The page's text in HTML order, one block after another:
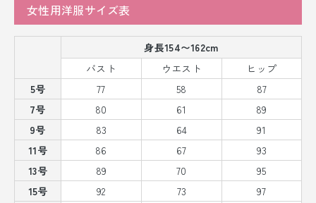
女性用洋服サイズ表
身長154〜162cm
バスト
ウエスト
ヒップ
5号
77 58
87
7号
80 61
89
9号
83 64
91
11号
86 67
93
13号
89 70
95
15号
92 73
97